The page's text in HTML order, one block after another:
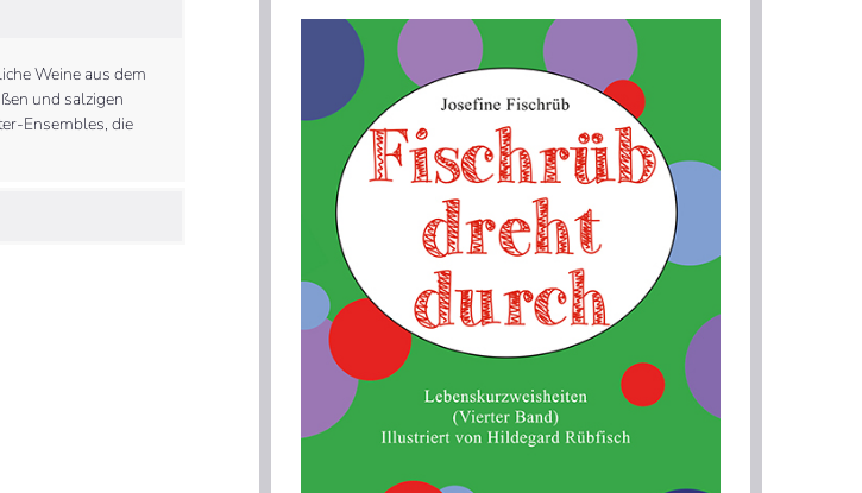
Weine aus dem
und salzigen
Ensembles, die